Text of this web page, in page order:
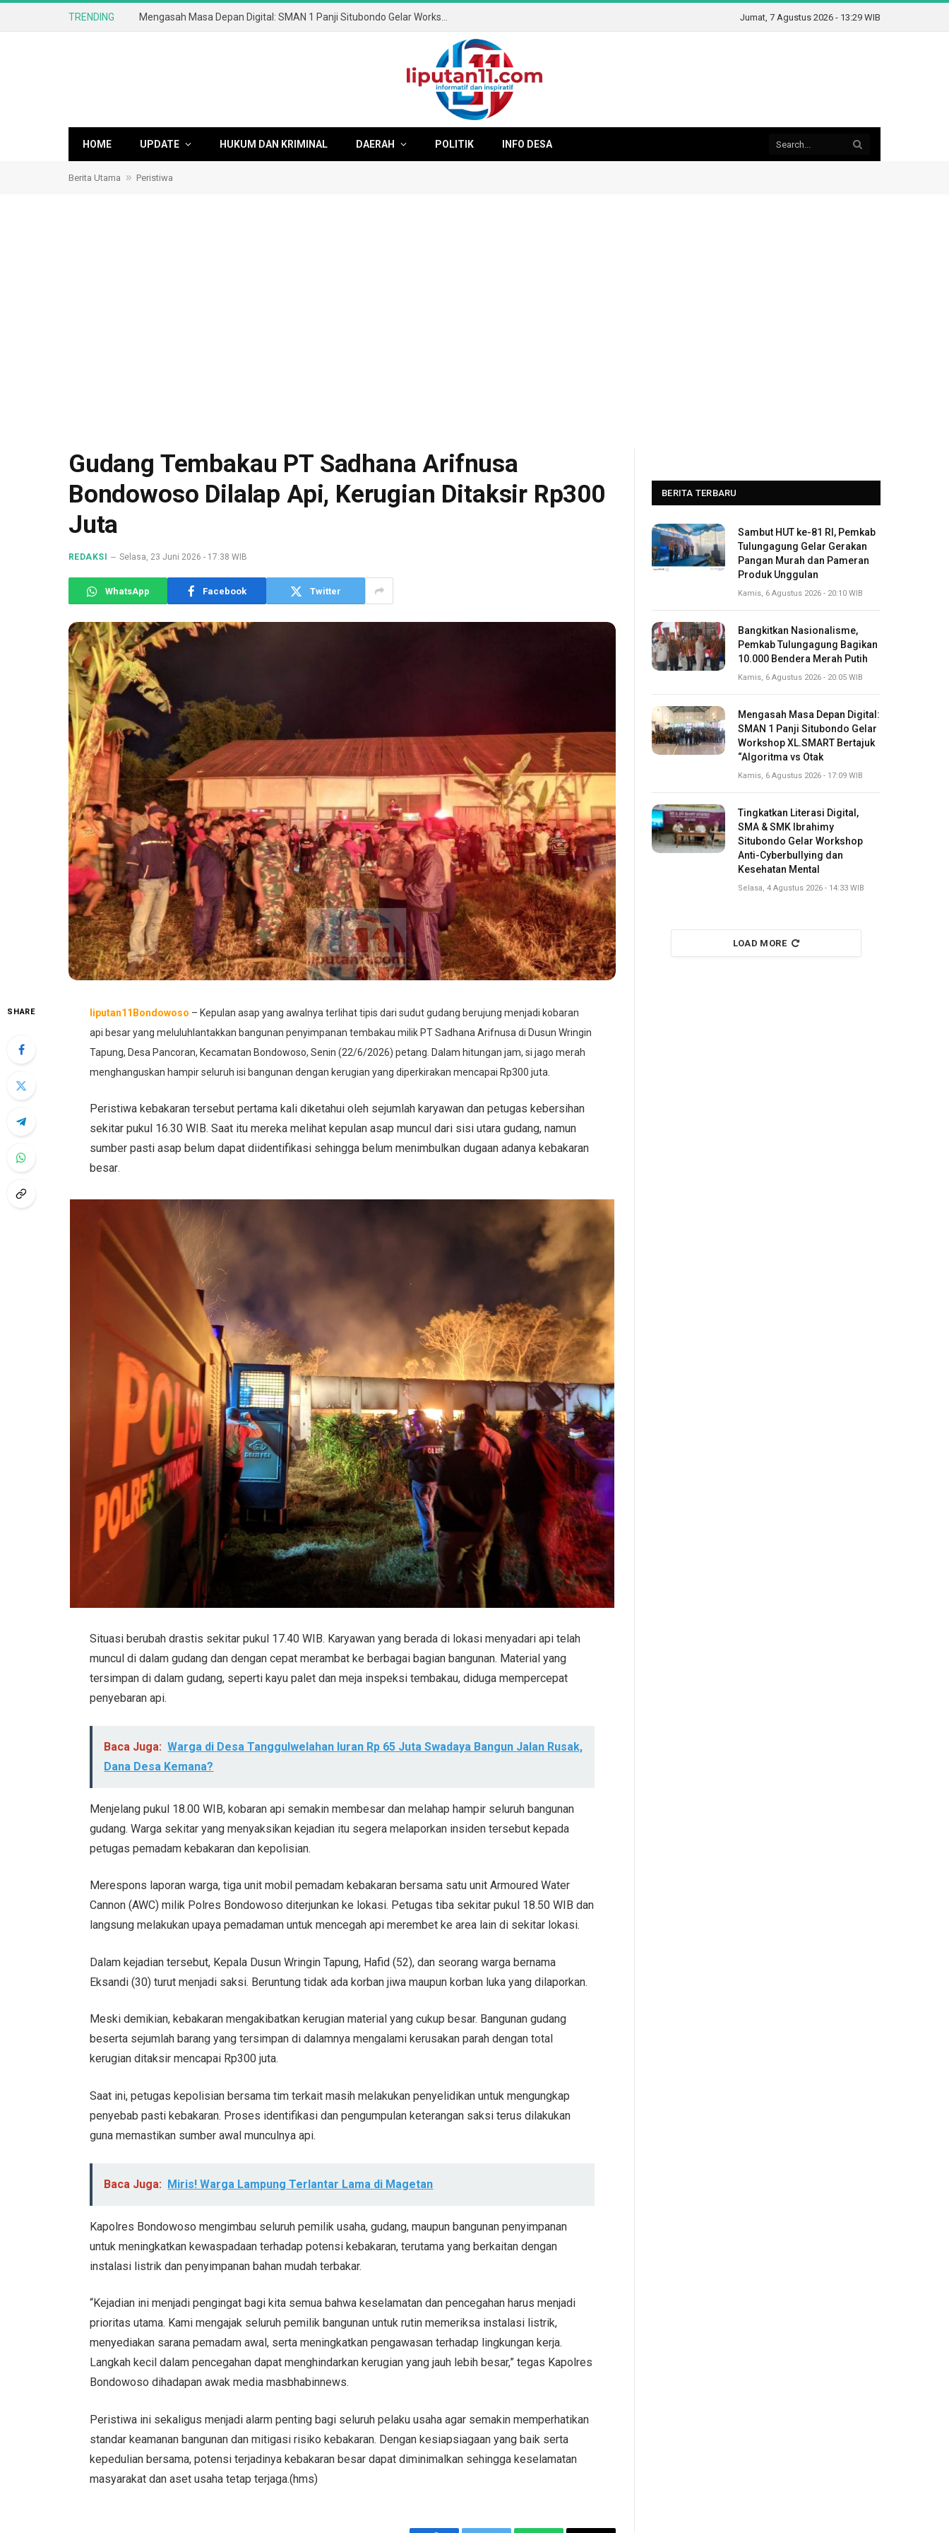
TRENDING Jumat, 7 Agustus 2026 - 13:29 WIB
HOME UPDATE HUKUM DAN KRIMINAL DAERAH POLITIK INFO DESA
Berita Utama » Peristiwa
Gudang Tembakau PT Sadhana Arifnusa
Bondowoso Dilalap Api, Kerugian Ditaksir Rp300
Juta
REDAKSI Selasa, 23 Juni 2026 - 17:38 WIB
WhatsApp Facebook Twitter
SHARE liputan11Bondowoso – Kepulan asap yang awalnya terlihat tipis dari sudut gudang berujung menjadi kobaran
api besar yang meluluhlantakkan bangunan penyimpanan tembakau milik PT Sadhana Arifnusa di Dusun Wringin
Tapung, Desa Pancoran, Kecamatan Bondowoso, Senin (22/6/2026) petang. Dalam hitungan jam, si jago merah
menghanguskan hampir seluruh isi bangunan dengan kerugian yang diperkirakan mencapai Rp300 juta.
Peristiwa kebakaran tersebut pertama kali diketahui oleh sejumlah karyawan dan petugas kebersihan
sekitar pukul 16.30 WIB. Saat itu mereka melihat kepulan asap muncul dari sisi utara gudang, namun
sumber pasti asap belum dapat diidentifikasi sehingga belum menimbulkan dugaan adanya kebakaran
besar
Situasi berubah drastis sekitar pukul 17.40 WIB. Karyawan yang berada di lokasi menyadari api telah
muncul di dalam gudang dan dengan cepat merambat ke berbagai bagian bangunan. Material yang
tersimpan di dalam gudang, seperti kayu palet dan meja inspeksi tembakau, diduga mempercepat
penyebaran api.
Baca Juga: Warga di Desa Tanggulwelahan Iuran Rp 65 Juta Swadaya Bangun Jalan Rusak,
Dana Desa Kemana?
Menjelang pukul 18.00 WIB, kobaran api semakin membesar dan melahap hampir seluruh bangunan
gudang. Warga sekitar yang menyaksikan kejadian itu segera melaporkan insiden tersebut kepada
petugas pemadam kebakaran dan kepolisian.
Merespons laporan warga, tiga unit mobil pemadam kebakaran bersama satu unit Armoured Water
Cannon (AWC) milik Polres Bondowoso diterjunkan ke lokasi. Petugas tiba sekitar pukul 18.50 WIB dan
langsung melakukan upaya pemadaman untuk mencegah api merembet ke area lain di sekitar lokasi.
Dalam kejadian tersebut, Kepala Dusun Wringin Tapung, Hafid (52), dan seorang warga bernama
Eksandi (30) turut menjadi saksi. Beruntung tidak ada korban jiwa maupun korban luka yang dilaporkan.
Meski demikian, kebakaran mengakibatkan kerugian material yang cukup besar. Bangunan gudang
beserta sejumlah barang yang tersimpan di dalamnya mengalami kerusakan parah dengan total
kerugian ditaksir mencapai Rp300 juta.
Saat ini, petugas kepolisian bersama tim terkait masih melakukan penyelidikan untuk mengungkap
penyebab pasti kebakaran. Proses identifikasi dan pengumpulan keterangan saksi terus dilakukan
guna memastikan sumber awal munculnya api.
Baca Juga: Miris! Warga Lampung Terlantar Lama di Magetan
Kapolres Bondowoso mengimbau seluruh pemilik usaha, gudang, maupun bangunan penyimpanan
untuk meningkatkan kewaspadaan terhadap potensi kebakaran, terutama yang berkaitan dengan
instalasi listrik dan penyimpanan bahan mudah terbakar.
“Kejadian ini menjadi pengingat bagi kita semua bahwa keselamatan dan pencegahan harus menjadi
prioritas utama. Kami mengajak seluruh pemilik bangunan untuk rutin memeriksa instalasi listrik,
menyediakan sarana pemadam awal, serta meningkatkan pengawasan terhadap lingkungan kerja.
Langkah kecil dalam pencegahan dapat menghindarkan kerugian yang jauh lebih besar,” tegas Kapolres
Bondowoso dihadapan awak media masbhabinnews.
Peristiwa ini sekaligus menjadi alarm penting bagi seluruh pelaku usaha agar semakin memperhatikan
standar keamanan bangunan dan mitigasi risiko kebakaran. Dengan kesiapsiagaan yang baik serta
kepedulian bersama, potensi terjadinya kebakaran besar dapat diminimalkan sehingga keselamatan
masyarakat dan aset usaha tetap terjaga.(hms)
BERITA TERBARU
Sambut HUT ke-81 RI, Pemkab
Tulungagung Gelar Gerakan
Pangan Murah dan Pameran
Produk Unggulan
Kamis, 6 Agustus 2026 - 20:10 WIB
Bangkitkan Nasionalisme,
Pemkab Tulungagung Bagikan
10.000 Bendera Merah Putih
Kamis, 6 Agustus 2026 - 20:05 WIB
Mengasah Masa Depan Digital:
SMAN 1 Panji Situbondo Gelar
Workshop XL.SMART Bertajuk
“Algoritma vs Otak
Kamis, 6 Agustus 2026 - 17:09 WIB
Tingkatkan Literasi Digital,
SMA & SMK Ibrahimy
Situbondo Gelar Workshop
Anti-Cyberbullying dan
Kesehatan Mental
Selasa, 4 Agustus 2026 - 14:33 WIB
LOAD MORE